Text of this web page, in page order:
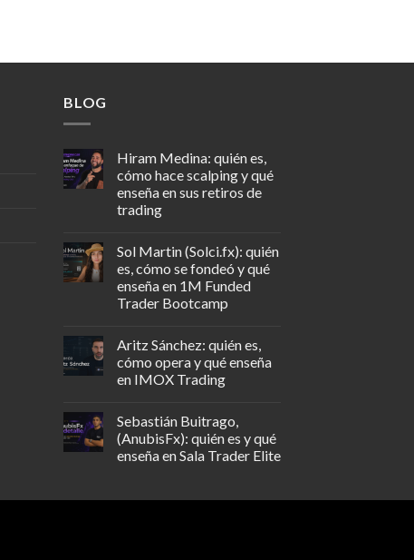
BLOG
Hiram Medina: quién es,
cómo hace scalping y qué
enseña en sus retiros de
trading
Sol Martin (Solci.fx): quién
es, cómo se fondeó y qué
enseña en 1M Funded
Trader Bootcamp
Aritz Sánchez: quién es,
cómo opera y qué enseña
en IMOX Trading
Sebastián Buitrago,
(AnubisFx): quién es y qué
enseña en Sala Trader Elite